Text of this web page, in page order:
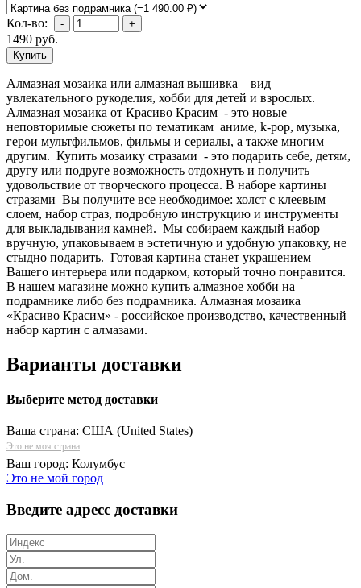
Кол-во:
1490 руб.
Алмазная мозаика или алмазная вышивка – вид
увлекательного рукоделия, хобби для детей и взрослых.
Алмазная мозаика от Красиво Красим - это новые
неповторимые сюжеты по тематикам аниме, k-pop, музыка,
герои мультфильмов, фильмы и сериалы, а также многим
другим. Купить мозаику стразами - это подарить себе, детям,
другу или подруге возможность отдохнуть и получить
удовольствие от творческого процесса. В наборе картины
стразами Вы получите все необходимое: холст с клеевым
слоем, набор страз, подробную инструкцию и инструменты
для выкладывания камней. Мы собираем каждый набор
вручную, упаковываем в эстетичную и удобную упаковку, не
стыдно подарить. Готовая картина станет украшением
Вашего интерьера или подарком, который точно понравится.
В нашем магазине можно купить алмазное хобби на
подрамнике либо без подрамника. Алмазная мозаика
«Красиво Красим» - российское производство, качественный
набор картин с алмазами.
Варианты доставки
Выберите метод доставки
Ваша страна: США (United States)
Это не моя страна
Ваш город: Колумбус
Это не мой город
Введите адресс доставки